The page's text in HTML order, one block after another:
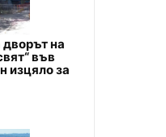
на
във
изцяло за